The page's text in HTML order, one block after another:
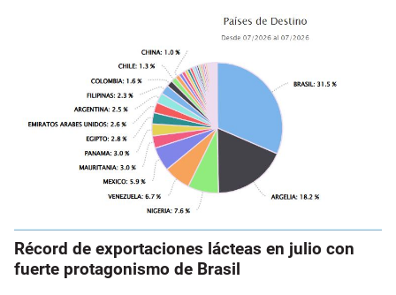
Récord de exportaciones lácteas en julio con
fuerte protagonismo de Brasil